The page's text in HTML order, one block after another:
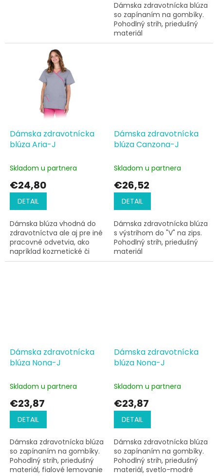
Dámska zdravotnícka blúza
so zapínaním na gombíky.
Pohodlný strih, priedušný
materiál
Dámska zdravotnícka
blúza Aria-J
Skladom u partnera
€24,80
DETAIL
Dámska blúza vhodná do
zdravotníctva ale aj pre iné
pracovné odvetvia, ako
napríklad kozmetické či
estetické salóny alebo
Dámska zdravotnícka
blúza Canzona-J
Skladom u partnera
€26,52
DETAIL
Dámska zdravotnícka blúza
s výstrihom do "V" na zips.
Pohodlný strih, priedušný
materiál
Dámska zdravotnícka
blúza Nona-J
Skladom u partnera
€23,87
DETAIL
Dámska zdravotnícka blúza
so zapínaním na gombíky.
Pohodlný strih, priedušný
materiál, fialové lemovanie
Dámska zdravotnícka
blúza Nona-J
Skladom u partnera
€23,87
DETAIL
Dámska zdravotnícka blúza
so zapínaním na gombíky.
Pohodlný strih, priedušný
materiál, svetlo-modré